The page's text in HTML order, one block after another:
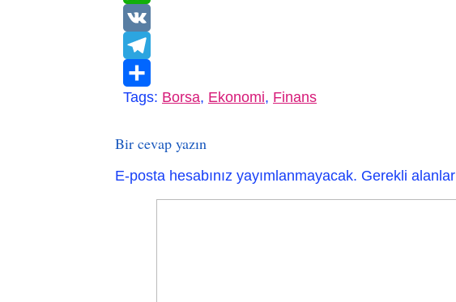
WhatsApp
VK
Telegram
Paylaş
Tags: Borsa, Ekonomi, Finans
Bir cevap yazın
E-posta hesabınız yayımlanmayacak. Gerekli alanlar